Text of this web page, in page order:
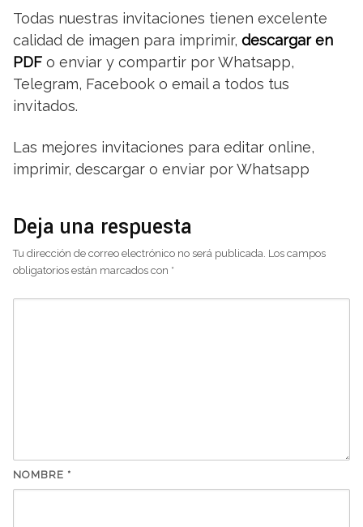
Todas nuestras invitaciones tienen excelente
calidad de imagen para imprimir, descargar en
PDF o enviar y compartir por Whatsapp,
Telegram, Facebook o email a todos tus
invitados.
Las mejores invitaciones para editar online,
imprimir, descargar o enviar por Whatsapp
Deja una respuesta
Tu dirección de correo electrónico no será publicada. Los campos
obligatorios están marcados con *
NOMBRE *